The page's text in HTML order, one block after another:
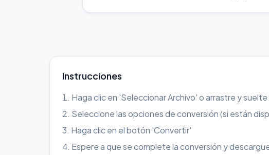
Instrucciones
Haga clic en 'Seleccionar Archivo' o arrastre y
Seleccione las opciones de conversión (si están
Haga clic en el botón 'Convertir'
Espere a que se complete la conversión y